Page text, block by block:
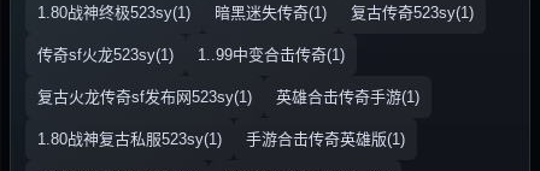
1.80战神终极523sy(1) 暗黑迷失传奇(1) 复古传奇523sy(1)
传奇sf火龙523sy(1) 1..99中变合击传奇(1)
复古火龙传奇sf发布网523sy(1) 英雄合击传奇手游(1)
1.80战神复古私服523sy(1) 手游合击传奇英雄版(1)